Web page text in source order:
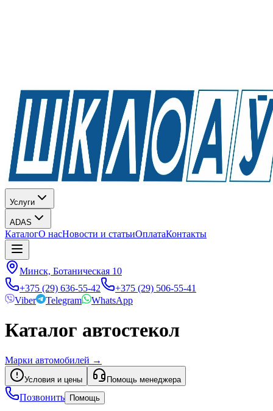
Услуги
ADAS
КаталогО насНовости и статьиОплатаКонтакты
Минск, Ботаническая 10
+375 (29) 636-55-42
+375 (29) 506-55-41
Viber
Telegram WhatsApp
Каталог автостекол
Марки автомобилей →
Условия и цены Помощь менеджера
Позвонить Помощь